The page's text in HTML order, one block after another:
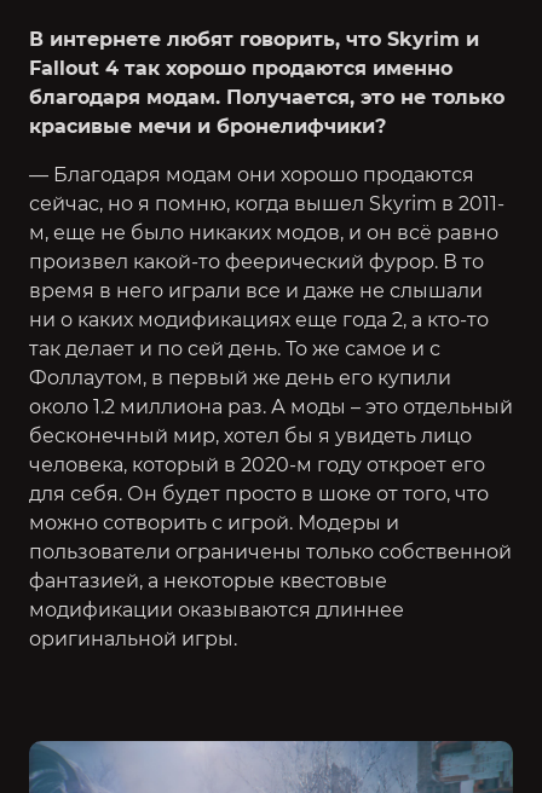
В интернете любят говорить, что Skyrim и
Fallout 4 так хорошо продаются именно
благодаря модам. Получается, это не только
красивые мечи и бронелифчики?
— Благодаря модам они хорошо продаются
сейчас, но я помню, когда вышел Skyrim в 2011-
м, еще не было никаких модов, и он всё равно
произвел какой-то феерический фурор. В то
время в него играли все и даже не слышали
ни о каких модификациях еще года 2, а кто-то
так делает и по сей день. То же самое и с
Фоллаутом, в первый же день его купили
около 1.2 миллиона раз. А моды – это отдельный
бесконечный мир, хотел бы я увидеть лицо
человека, который в 2020-м году откроет его
для себя. Он будет просто в шоке от того, что
можно сотворить с игрой. Модеры и
пользователи ограничены только собственной
фантазией, а некоторые квестовые
модификации оказываются длиннее
оригинальной игры.